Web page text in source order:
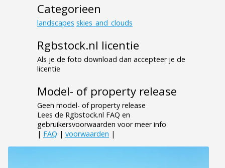
Categorieen
landscapes skies_and_clouds
Rgbstock.nl licentie
Als je de foto download dan accepteer je de
licentie
Model- of property release
Geen model- of property release
Lees de Rgbstock.nl FAQ en
gebruikersvoorwaarden voor meer info
| FAQ | voorwaarden |